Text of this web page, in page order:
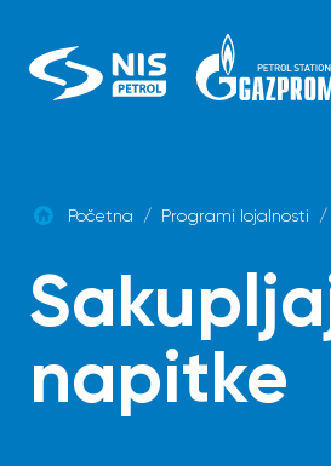
content
Početna / Programi lojalnosti /
napitke